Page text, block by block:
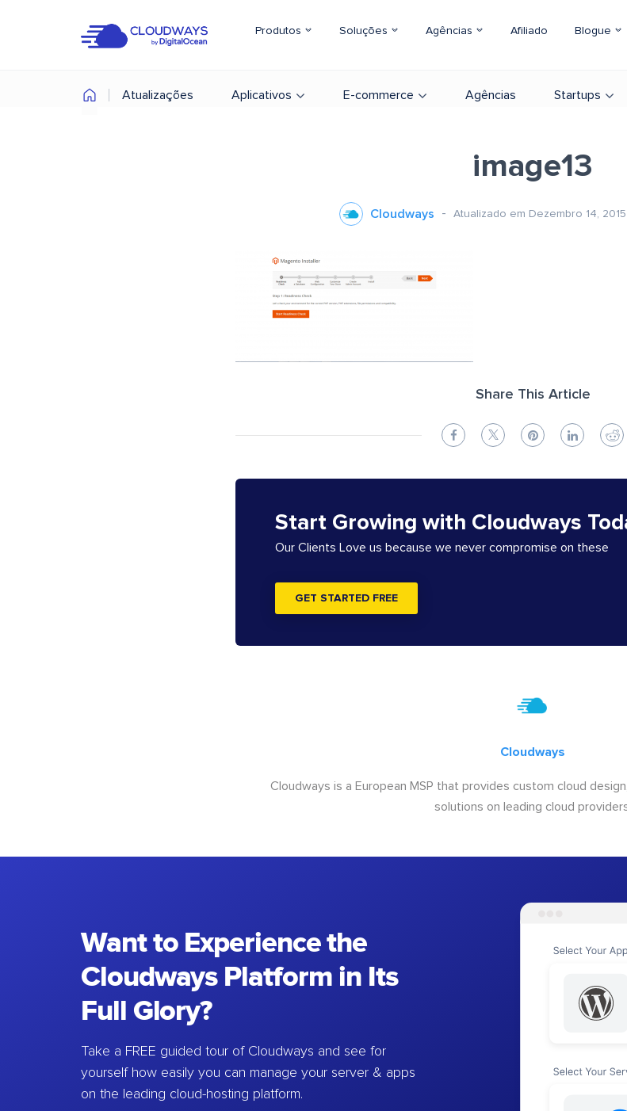
Produtos Soluções Agências Afiliado Blogue
Atualizações Aplicativos E-commerce Agências Startups
image13
Cloudways Atualizado em Dezembro 14, 2015
Share This Article
Start Growing with Cloudways
Our Clients Love us because we never compromise on these
GET STARTED FREE
Cloudways
Cloudways is a European MSP that provides custom cloud
solutions on leading cloud
Want to Experience the
Cloudways Platform in Its
Full Glory?
Take a FREE guided tour of Cloudways and see for
yourself how easily you can manage your server & apps
on the leading cloud-hosting platform.